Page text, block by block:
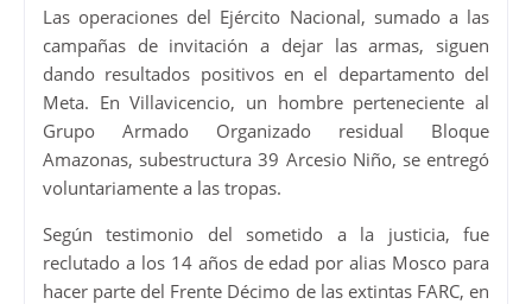
Las operaciones del Ejército Nacional, sumado a las
campañas de invitación a dejar las armas, siguen
dando resultados positivos en el departamento del
Meta. En Villavicencio, un hombre perteneciente al
Grupo Armado Organizado residual Bloque
Amazonas, subestructura 39 Arcesio Niño, se entregó
voluntariamente a las tropas.
Según testimonio del sometido a la justicia, fue
reclutado a los 14 años de edad por alias Mosco para
hacer parte del Frente Décimo de las extintas FARC, en